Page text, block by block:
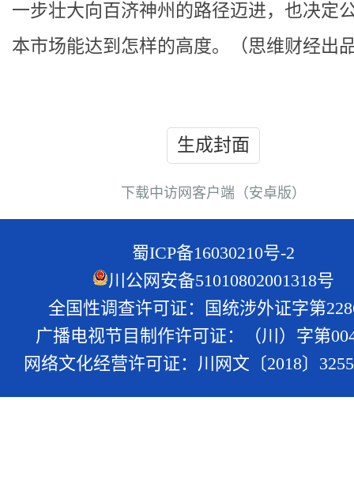
一步壮大向百济神州的路径迈进，也决定
本市场能达到怎样的高度。（思维财经出
生成封面
下载中访网客户端（安卓版）
蜀ICP备16030210号-2
川公网安备51010802001318号
全国性调查许可证：国统涉外证字第
广播电视节目制作许可证：（川）字第
网络文化经营许可证：川网文〔2018〕